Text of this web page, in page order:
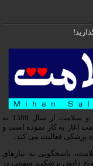
میهن سلامت، سیستم جامع بروزترین اخبار پزشکی و سلامت از سال 1389 به
آغاز به کار نموده است و
پزشکی فعالیت می کند.
پاسخگویی به نیازهای
دانش پزشکی، سهمی در